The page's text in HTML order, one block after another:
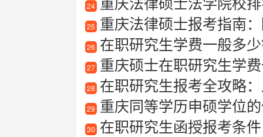
24
25 重庆法律硕士报考指南：
26 在职研究生学费一般多
27 重庆硕士在职研究生学费一
28 在职研究生报考全攻略
29 重庆同等学历申硕学位
30 在职研究生函授报考条件